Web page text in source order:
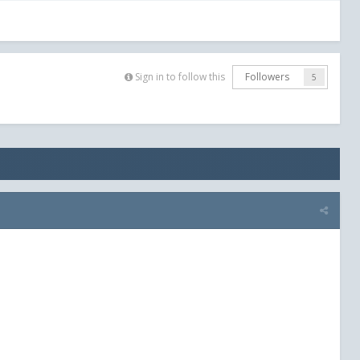
Sign in to follow this Followers 5